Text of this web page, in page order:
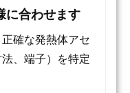
に合わせます
確な発熱体アセ
、端子）を特定